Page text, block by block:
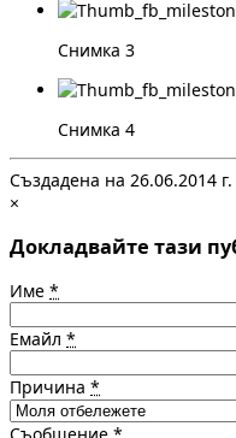
Снимка 3
Снимка 4
Създадена на 26.06.2014 г.
×
Докладвайте тази
Име *
Емайл *
Причина *